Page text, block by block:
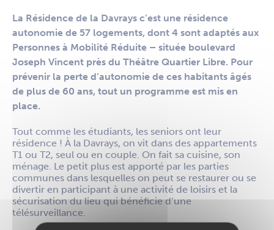
La Résidence de la Davrays c’est une résidence
autonomie de 57 logements, dont 4 sont adaptés aux
Personnes à Mobilité Réduite – située boulevard
Joseph Vincent près du Théâtre Quartier Libre. Pour
prévenir la perte d’autonomie de ces habitants âgés
de plus de 60 ans, tout un programme est mis en
place.
Tout comme les étudiants, les seniors ont leur
résidence ! À la Davrays, on vit dans des appartements
T1 ou T2, seul ou en couple. On fait sa cuisine, son
ménage. Le petit plus est apporté par les parties
communes dans lesquelles on peut se restaurer ou se
divertir en participant à une activité de loisirs et la
sécurisation du lieu qui bénéficie d’une
télésurveillance.